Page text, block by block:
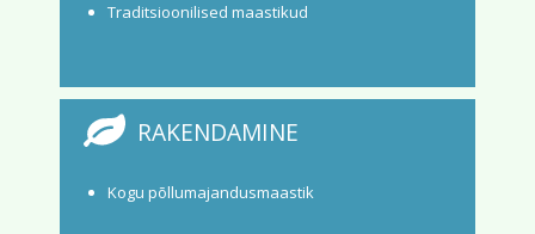
Traditsioonilised maastikud
RAKENDAMINE
Kogu põllumajandusmaastik